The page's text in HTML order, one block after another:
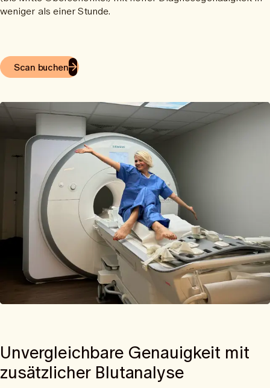
weniger als einer Stunde.
Scan buchen
Unvergleichbare Genauigkeit mit
zusätzlicher Blutanalyse